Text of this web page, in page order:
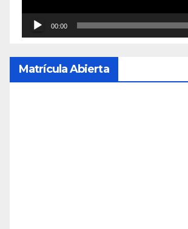
00:00
Matrícula Abierta